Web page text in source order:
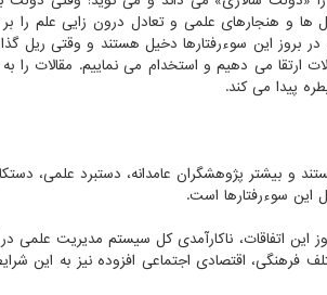
ها و هنجارهای علمی و تعادل درون زایی علم را
بروز این سوءرفتارها دخیل هستند و وقتی ریل
ارتقا می دهیم و استخدام می نماییم. مقالات را
پیدا می کند.
و بیشتر پژوهشگران عامدانه، دستبرد علمی،
این سوءرفتارها است.
اتفاقات، ناکارآمدی کل سیستم مدیریت علمی
اقتصادی اجتماعی افزوده نیز به این